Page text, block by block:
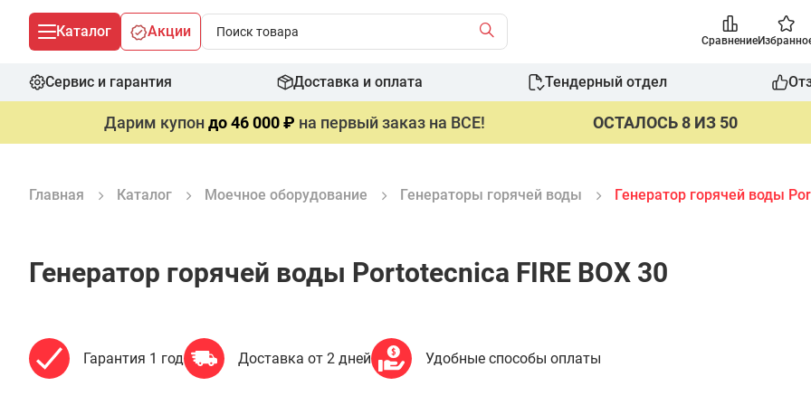
Каталог Акции
Сравнение
Сервис и гарантия Доставка и оплата Тендерный отдел
Дарим купондо 46 000 ₽ на первый заказ на ВСЕ! ОСТАЛОСЬ 8 ИЗ 50
Главная Каталог Моечное оборудование Генераторы горячей воды Генератор горячей воды
Генератор горячей воды Portotecnica FIRE BOX 30
Гарантия 1 год Доставка от 2 дней Удобные способы оплаты